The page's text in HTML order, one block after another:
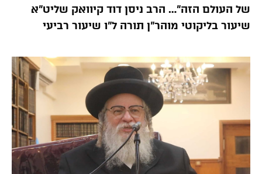
של העולם הזה”… הרב ניסן דוד קיוואק שליט”א
שיעור בליקוטי מוהר”ן תורה ל”ו שיעור רביעי